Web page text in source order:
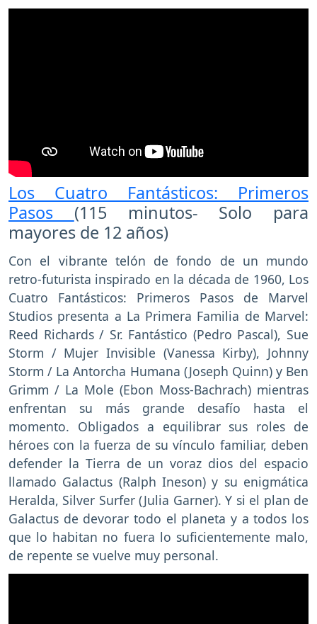
Los Cuatro Fantásticos: Primeros
Pasos (115 minutos- Solo para
mayores de 12 años)
Con el vibrante telón de fondo de un mundo
retro-futurista inspirado en la década de 1960, Los
Cuatro Fantásticos: Primeros Pasos de Marvel
Studios presenta a La Primera Familia de Marvel:
Reed Richards / Sr. Fantástico (Pedro Pascal), Sue
Storm / Mujer Invisible (Vanessa Kirby), Johnny
Storm / La Antorcha Humana (Joseph Quinn) y Ben
Grimm / La Mole (Ebon Moss-Bachrach) mientras
enfrentan su más grande desafío hasta el
momento. Obligados a equilibrar sus roles de
héroes con la fuerza de su vínculo familiar, deben
defender la Tierra de un voraz dios del espacio
llamado Galactus (Ralph Ineson) y su enigmática
Heralda, Silver Surfer (Julia Garner). Y si el plan de
Galactus de devorar todo el planeta y a todos los
que lo habitan no fuera lo suficientemente malo,
de repente se vuelve muy personal.